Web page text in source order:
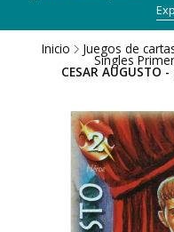
Inicio Juegos de
Singles
CESAR AUGUSTO -